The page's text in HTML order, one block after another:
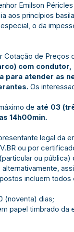
Emilson
aos princípios
o da
Cotação de Preços
com
atender as
Os
de até 03
14h00min.
legal da
ou por
ou
incluem
(noventa) dias;
papel timbrado